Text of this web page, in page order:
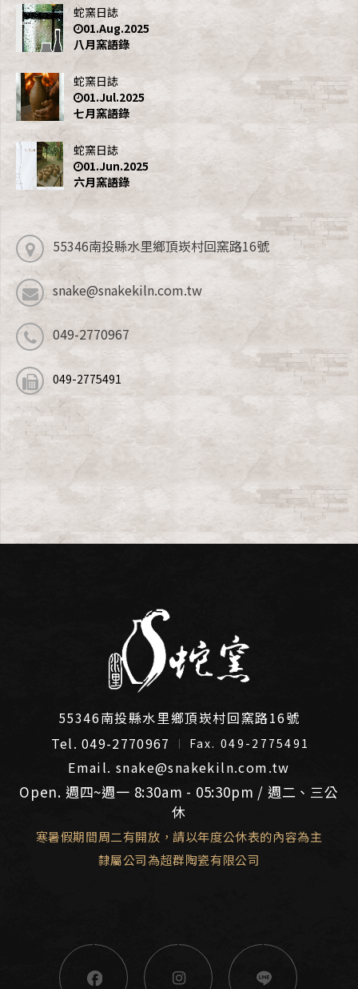
蛇窯日誌
01.Aug.2025
八月窯語錄
蛇窯日誌
01.Jul.2025
七月窯語錄
蛇窯日誌
01.Jun.2025
六月窯語錄
55346南投縣水里鄉頂崁村回窯路16號
snake@snakekiln.com.tw
049-2770967
049-2775491
55346南投縣水里鄉頂崁村回窯路16號
Tel. 049-2770967
Fax. 049-2775491
Email. snake@snakekiln.com.tw
Open. 週四~週一 8:30am - 05:30pm / 週二、三公
休
寒暑假期間周二有開放，請以年度公休表的內容為主
隸屬公司為超群陶瓷有限公司